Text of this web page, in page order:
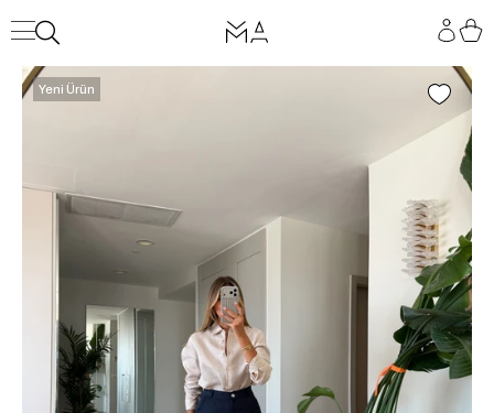
Yeni Ürün